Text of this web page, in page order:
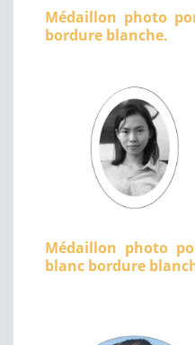
Médaillon photo
bordure blanche.
Médaillon photo
blanc bordure